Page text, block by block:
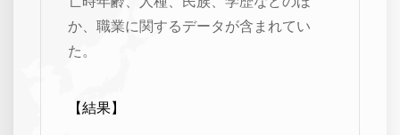
か、職業に関するデータが含まれてい
た。
【結果】